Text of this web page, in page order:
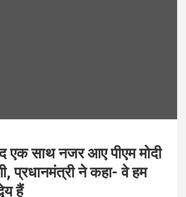
एक साथ नजर आए पीएम मोदी
प्रधानमंत्री ने कहा- वे हम
हैं